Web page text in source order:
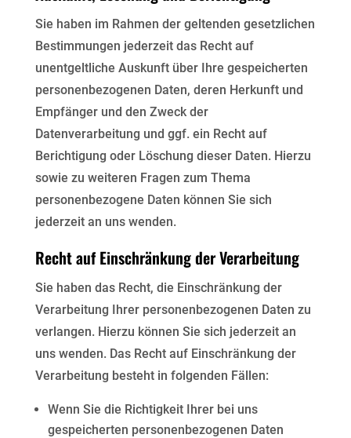
Sie haben im Rahmen der geltenden gesetzlichen
Bestimmungen jederzeit das Recht auf
unentgeltliche Auskunft über Ihre gespeicherten
personenbezogenen Daten, deren Herkunft und
Empfänger und den Zweck der
Datenverarbeitung und ggf. ein Recht auf
Berichtigung oder Löschung dieser Daten. Hierzu
sowie zu weiteren Fragen zum Thema
personenbezogene Daten können Sie sich
jederzeit an uns wenden.
Recht auf Einschränkung der Verarbeitung
Sie haben das Recht, die Einschränkung der
Verarbeitung Ihrer personenbezogenen Daten zu
verlangen. Hierzu können Sie sich jederzeit an
uns wenden. Das Recht auf Einschränkung der
Verarbeitung besteht in folgenden Fällen:
Wenn Sie die Richtigkeit Ihrer bei uns
gespeicherten personenbezogenen Daten